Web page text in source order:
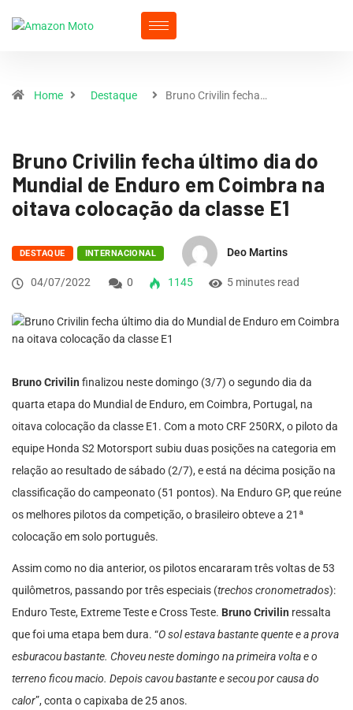
Home Destaque Bruno Crivilin fecha…
Bruno Crivilin fecha último dia do
Mundial de Enduro em Coimbra na
oitava colocação da classe E1
DESTAQUE INTERNACIONAL Deo Martins
04/07/2022 0 1145 5 minutes read
Bruno Crivilin finalizou neste domingo (3/7) o segundo dia da
quarta etapa do Mundial de Enduro, em Coimbra, Portugal, na
oitava colocação da classe E1. Com a moto CRF 250RX, o piloto da
equipe Honda S2 Motorsport subiu duas posições na categoria em
relação ao resultado de sábado (2/7), e está na décima posição na
classificação do campeonato (51 pontos). Na Enduro GP, que reúne
os melhores pilotos da competição, o brasileiro obteve a 21ª
colocação em solo português.
Assim como no dia anterior, os pilotos encararamtrês voltas de 53
quilômetros, passando por três especiais (trechos cronometrados):
Enduro Teste, Extreme Teste e Cross Teste. Bruno Crivilin ressalta
que foi uma etapa bem dura. “O sol estava bastante quente e a prova
esburacou bastante. Choveu neste domingo na primeira volta e o
terreno ficou macio. Depois cavou bastante e secou por causa do
calor”, conta o capixaba de 25 anos.